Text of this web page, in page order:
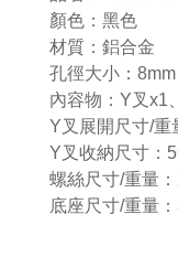
顏色：黑色
材質：鋁合金
孔徑大小：8mm
內容物：Y叉x1
Y叉展開尺寸/重
Y叉收納尺寸：
螺絲尺寸/重量
底座尺寸/重量